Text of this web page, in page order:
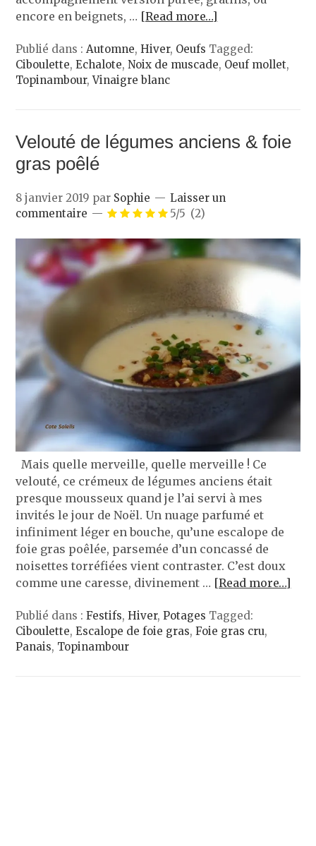
encore en beignets, … [Read more…]
Publié dans :Automne,Hiver, Oeufs Tagged:
Ciboulette,Echalote,Noix de muscade, Oeuf mollet,
Topinambour,Vinaigre blanc
Velouté de légumes anciens & foie
gras poêlé
8 janvier 2019 par Sophie
Laisser un
commentaire
5/5 (2)
Mais quelle merveille, quelle merveille ! Ce
velouté, ce crémeux de légumes anciens était
presque mousseux quand je l’ai servi à mes
invités le jour de Noël. Un nuage parfumé et
infiniment léger en bouche, qu’une escalope de
foie gras poêlée, parsemée d’un concassé de
noisettes torréfiées vient contraster. C’est doux
comme une caresse, divinement … [Read more…]
Publié dans :Festifs,Hiver,Potages Tagged:
Ciboulette,Escalope de foie gras,Foie gras cru,
Panais, Topinambour